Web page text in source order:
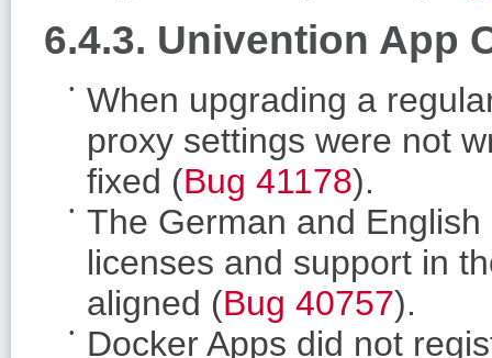
6.4.3. Univention App
When upgrading a
proxy settings were not
fixed (Bug 41178).
The German and
licenses and support in
aligned (Bug 40757).
Docker Apps did not